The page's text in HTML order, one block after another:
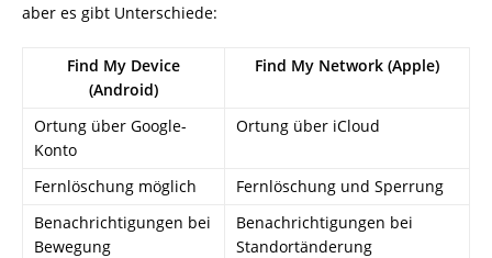
aber es gibt Unterschiede:
Find My Device
(Android)
Find My Network (Apple)
Ortung über Google-
Konto
Ortung über iCloud
Fernlöschung möglich
Fernlöschung und Sperrung
Benachrichtigungen bei
Bewegung
Benachrichtigungen bei
Standortänderung